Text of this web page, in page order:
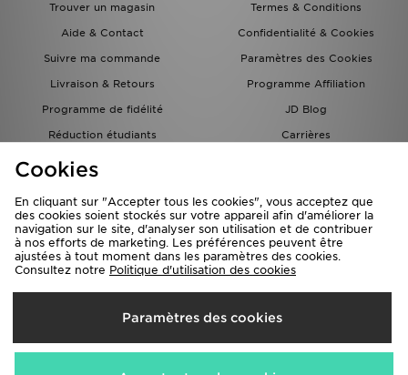
Trouver un magasin
Termes & Conditions
Aide & Contact
Confidentialité & Cookies
Suivre ma commande
Paramètres des Cookies
Livraison & Retours
Programme Affiliation
Programme de fidélité
JD Blog
Réduction étudiants
Carrières
Carte Cadeau
Livraison Vers
France
Cookies
En cliquant sur "Accepter tous les cookies", vous acceptez que
des cookies soient stockés sur votre appareil afin d'améliorer la
navigation sur le site, d'analyser son utilisation et de contribuer
à nos efforts de marketing. Les préférences peuvent être
ajustées à tout moment dans les paramètres des cookies.
Consultez notre Politique d'utilisation des cookies
Paramètres des cookies